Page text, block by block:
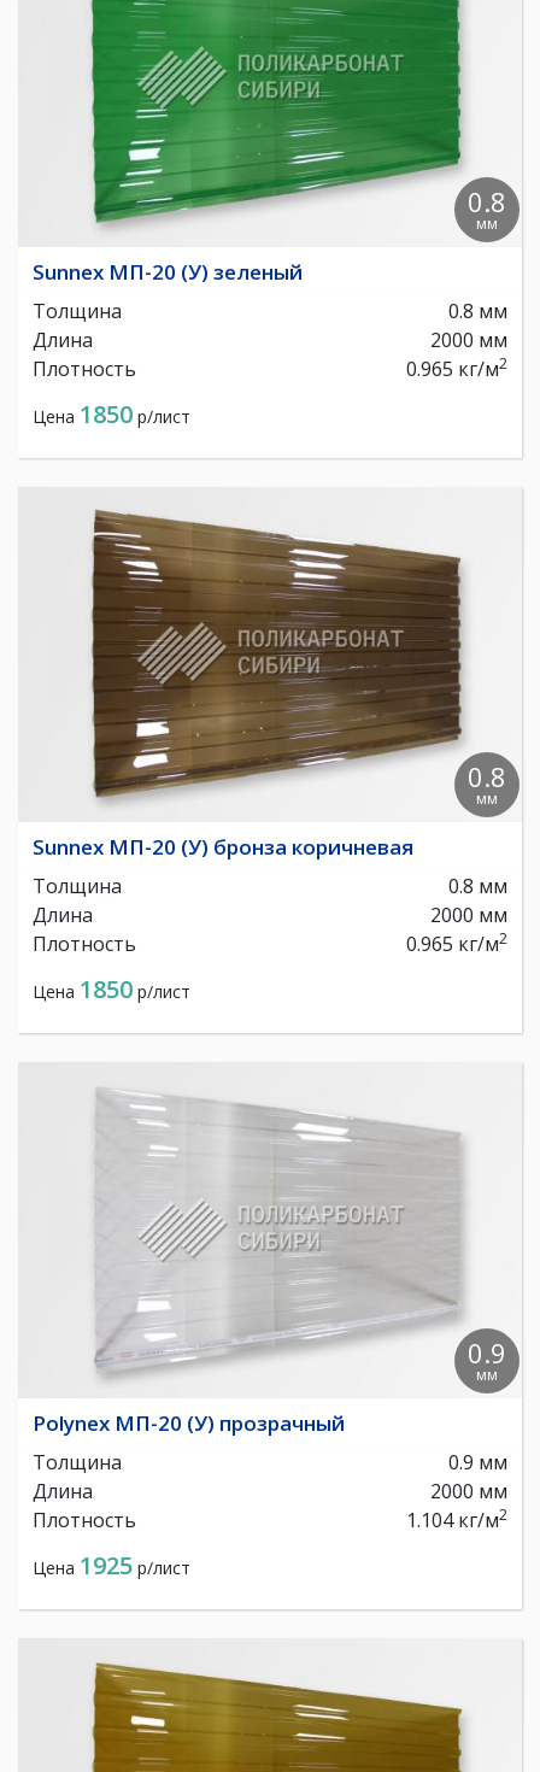
0.8
мм
Sunnex МП-20 (У) зеленый
Толщина
0.8 мм
Длина
2000 мм
Плотность
0.965 кг/м2
Цена 1850 р/лист
0.8
мм
Sunnex МП-20 (У) бронза коричневая
Толщина
0.8 мм
Длина
2000 мм
Плотность
0.965 кг/м2
Цена 1850 р/лист
0.9
мм
Polynex МП-20 (У) прозрачный
Толщина
0.9 мм
Длина
2000 мм
Плотность
1.104 кг/м2
Цена 1925 р/лист